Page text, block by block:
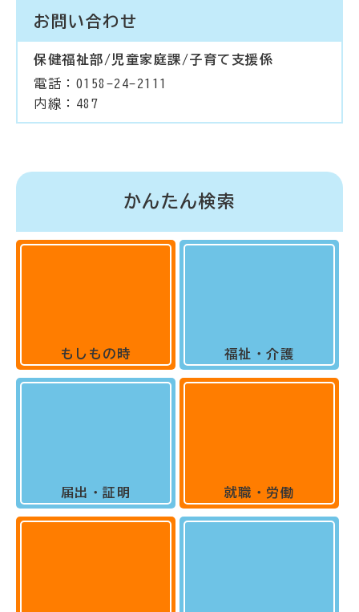
お問い合わせ
保健福祉部/児童家庭課/子育て支援係
電話：0158-24-2111
内線：487
かんたん検索
もしもの時
届出・証明
福祉・介護
就職・労働